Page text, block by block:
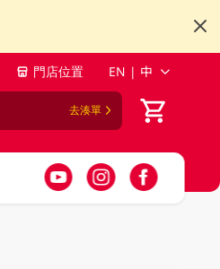
門店位置 EN | 中
去湊單